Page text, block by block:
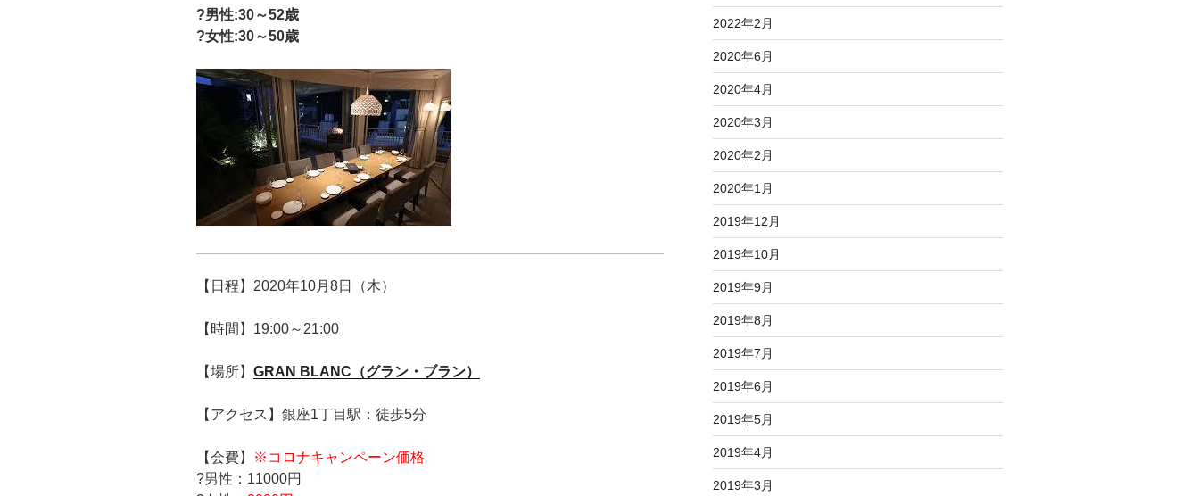
?男性:30～52歳
?女性:30～50歳
【日程】2020年10月8日（木）
【時間】19:00～21:00
【場所】 GRAN BLANC（グラン・ブラン）
【アクセス】銀座1丁目駅：徒歩5分
【会費】
※コロナキャンペーン価格
?男性：11000円
2022年2月
2020年6月
2020年4月
2020年3月
2020年2月
2020年1月
2019年12月
2019年10月
2019年9月
2019年8月
2019年7月
2019年6月
2019年5月
2019年4月
2019年3月